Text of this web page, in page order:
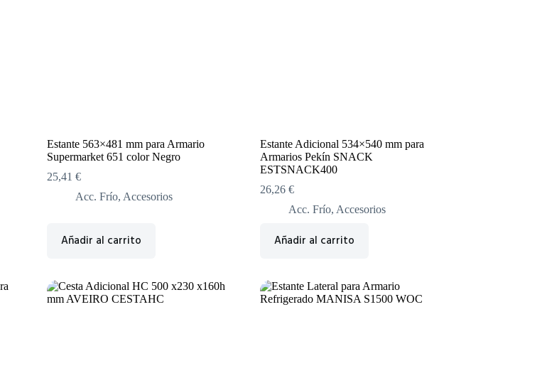
Estante 563×481 mm para Armario
Supermarket 651 color Negro
25,41 €
Acc. Frío, Accesorios
Añadir al carrito
Estante Adicional 534×540 mm para
Armarios Pekín SNACK
ESTSNACK400
26,26 €
Acc. Frío, Accesorios
Añadir al carrito